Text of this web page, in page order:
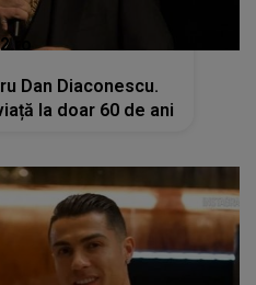
Dan Diaconescu.
la doar 60 de ani